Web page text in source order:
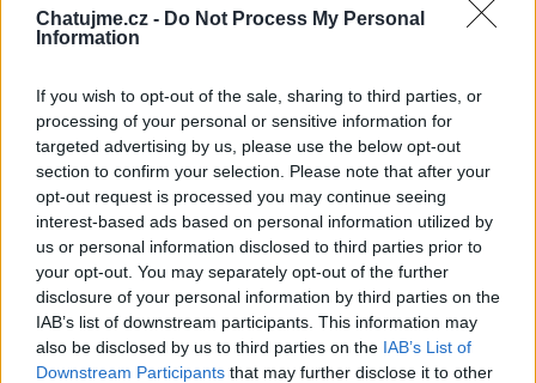
Chatujme.cz - Do Not Process My Personal
Information
If you wish to opt-out of the sale, sharing to third parties, or
processing of your personal or sensitive information for
targeted advertising by us, please use the below opt-out
section to confirm your selection. Please note that after your
opt-out request is processed you may continue seeing
interest-based ads based on personal information utilized by
us or personal information disclosed to third parties prior to
your opt-out. You may separately opt-out of the further
disclosure of your personal information by third parties on the
IAB’s list of downstream participants. This information may
also be disclosed by us to third parties on the IAB’s List of
Downstream Participants that may further disclose it to other
najprv rozosmeje a potom prinúti
Poslední 3 příspěvky na mé zdi
laska-nada-p (před 9 hodinami)